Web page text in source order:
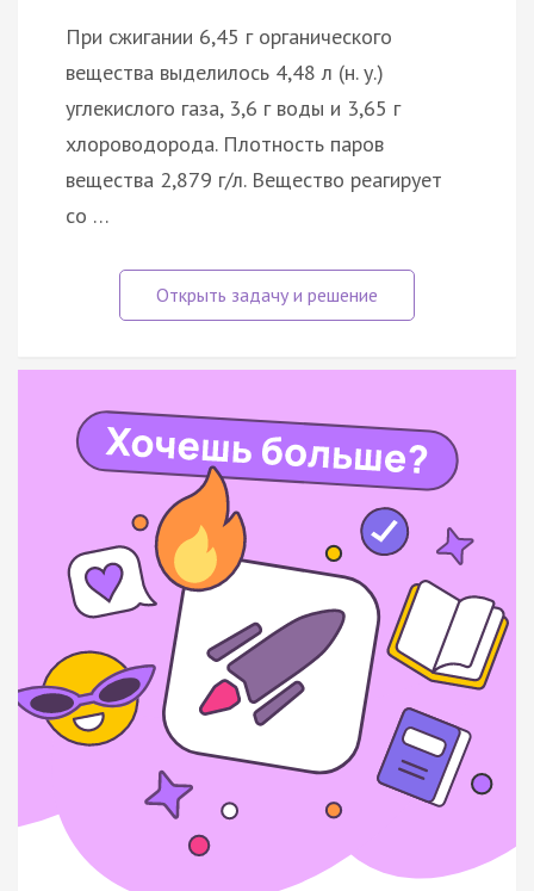
При сжигании 6,45 г органического
вещества выделилось 4,48 л (н. у.)
углекислого газа, 3,6 г воды и 3,65 г
хлороводорода. Плотность паров
вещества 2,879 г/л. Вещество реагирует
со …